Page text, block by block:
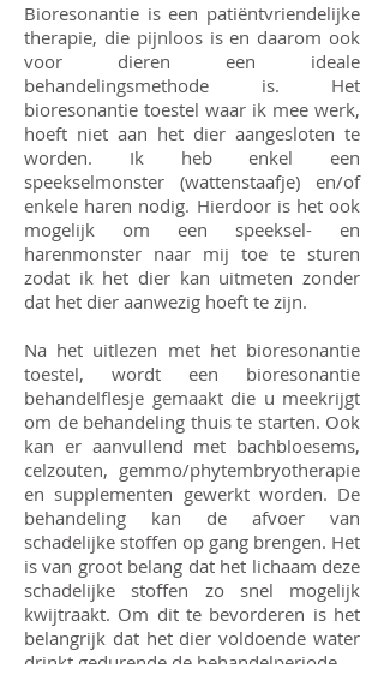
Bioresonantie is een patiëntvriendelijke
therapie, die pijnloos is en daarom ook
voor dieren een ideale
behandelingsmethode is. Het
bioresonantie toestel waar ik mee werk,
hoeft niet aan het dier aangesloten te
worden. Ik heb enkel een
speekselmonster (wattenstaafje) en/of
enkele haren nodig. Hierdoor is het ook
mogelijk om een speeksel- en
harenmonster naar mij toe te sturen
zodat ik het dier kan uitmeten zonder
dat het dier aanwezig hoeft te zijn.
Na het uitlezen met het bioresonantie
toestel, wordt een bioresonantie
behandelflesje gemaakt die u meekrijgt
om de behandeling thuis te starten. Ook
kan er aanvullend met bachbloesems,
celzouten, gemmo/phytembryotherapie
en supplementen gewerkt worden. De
behandeling kan de afvoer van
schadelijke stoffen op gang brengen. Het
is van groot belang dat het lichaam deze
schadelijke stoffen zo snel mogelijk
kwijtraakt. Om dit te bevorderen is het
belangrijk dat het dier voldoende water
drinkt gedurende de behandelperiode.